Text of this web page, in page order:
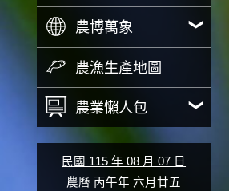
農博萬象
農漁生產地圖
農業懶人包
民國 115 年 08 月 07 日
農曆 丙午年 六月廿五